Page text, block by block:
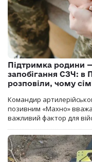
Підтримка родини
запобігання СЗЧ: в
розповіли, чому
Командир
позивним «Махно»
важливий фактор для